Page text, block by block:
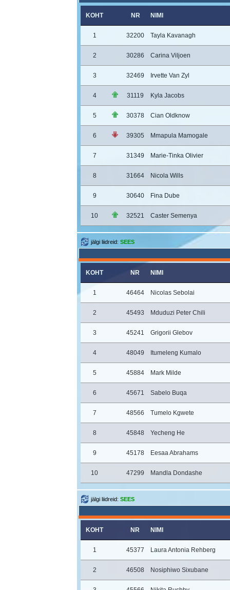
KOHT NR NIMI
1 32200 Tayla Kavanagh
2 30286 Carina Viljoen
3 32469 Irvette Van Zyl
4 31119 Kyla Jacobs
5 30378 Cian Oldknow
6 39305 Mmapula Mamogale
7 31349 Marie-Tinka Olivier
8 31664 Nicola Wills
9 30640 Fina Dube
10 32521 Caster Semenya
jälgi liidreid: SEES
KOHT NR NIMI
1 46464 Nicolas Sebolai
2 45493 Mduduzi Peter Chili
3 45241 Grigorii Glebov
4 48049 Itumeleng Kumalo
5 45884 Mark Milde
6 45671 Sabelo Buqa
7 48566 Tumelo Kgwete
8 45848 Yecheng He
9 45178 Eesaa Abrahams
10 47299 Mandla Dondashe
jälgi liidreid: SEES
KOHT NR NIMI
1 45377 Laura Antonia Rehberg
2 46508 Nosiphiwo Sixubane